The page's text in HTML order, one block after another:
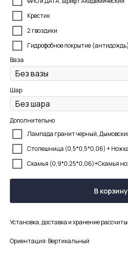
Крестик
2 гвоздики
Гидрофобное покрытие (антидождь)
Ваза
Шар
Дополнительно
Лампада гранит черный,
Столешница (0,5*0,5*0,06) +
Скамья (0,9*0,25*0,06)+Скамья
В корзину
Установка, доставка и хранение
Ориентация: Вертикальный